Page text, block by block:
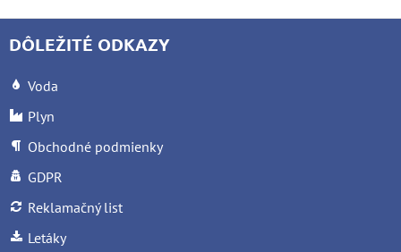
DÔLEŽITÉ ODKAZY
Voda
Plyn
Obchodné podmienky
GDPR
Reklamačný list
Letáky